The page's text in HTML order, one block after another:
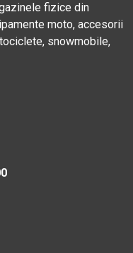
fizice din
moto, accesorii
snowmobile,